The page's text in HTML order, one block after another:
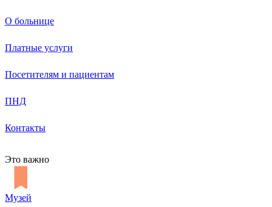
О больнице
Платные услуги
Посетителям и пациентам
ПНД
Контакты
Это важно
Музей